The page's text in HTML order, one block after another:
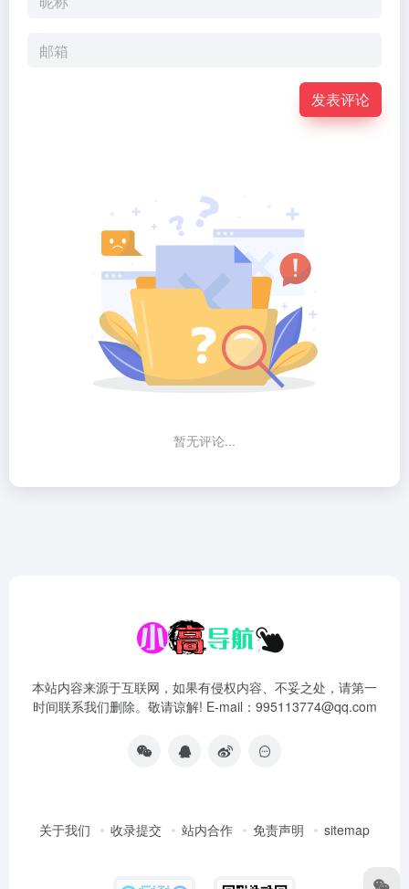
发表评论
暂无评论...
本站内容来源于互联网，如果有侵权内容、不妥之处，请第一
时间联系我们删除。敬请谅解! E-mail：995113774@qq.com
关于我们 收录提交 站内合作 免责声明 sitemap